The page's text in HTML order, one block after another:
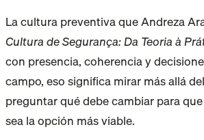
La cultura preventiva que Andreza
Cultura de Segurança: Da Teoria à
con presencia, coherencia y
campo, eso significa mirar más allá
preguntar qué debe cambiar para
sea la opción más viable.